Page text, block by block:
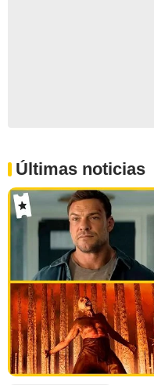
Últimas noticias